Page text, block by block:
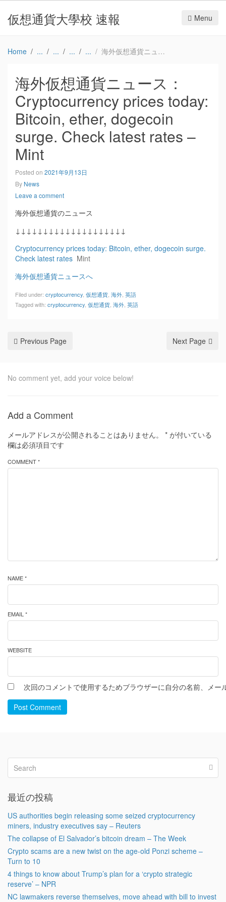
仮想通貨大學校 速報 Menu
Home 海外仮想通貨ニュース：Cryptocurrency prices today: Bitcoin, ether, dogecoin surge. Check latest rates – Mint
海外仮想通貨ニュース：
Cryptocurrency prices today:
Bitcoin, ether, dogecoin
surge. Check latest rates –
Mint
Posted on 2021年9月13日
By News
Leave a comment
海外仮想通貨のニュース
↓↓↓↓↓↓↓↓↓↓↓↓↓↓↓↓↓↓↓↓
Cryptocurrency prices today: Bitcoin, ether, dogecoin surge.
Check latest rates Mint
海外仮想通貨ニュースへ
Filed under: cryptocurrency 仮想通貨 海外 英語
Tagged with: cryptocurrency 仮想通貨 海外 英語
Previous Page Next Page
No comment yet, add your voice below!
Add a Comment
メールアドレスが公開されることはありません。 * が付いている
欄は必須項目です
COMMENT *
NAME *
EMAIL *
WEBSITE
次回のコメントで使用するためブラウザーに自分の名前、メー
Post Comment
最近の投稿
US authorities begin releasing some seized cryptocurrency
miners, industry executives say – Reuters
The collapse of El Salvador’s bitcoin dream – The Week
Crypto scams are a new twist on the age-old Ponzi scheme –
Turn to 10
4 things to know about Trump’s plan for a ‘crypto strategic
reserve’ – NPR
NC lawmakers reverse themselves, move ahead with bill to invest